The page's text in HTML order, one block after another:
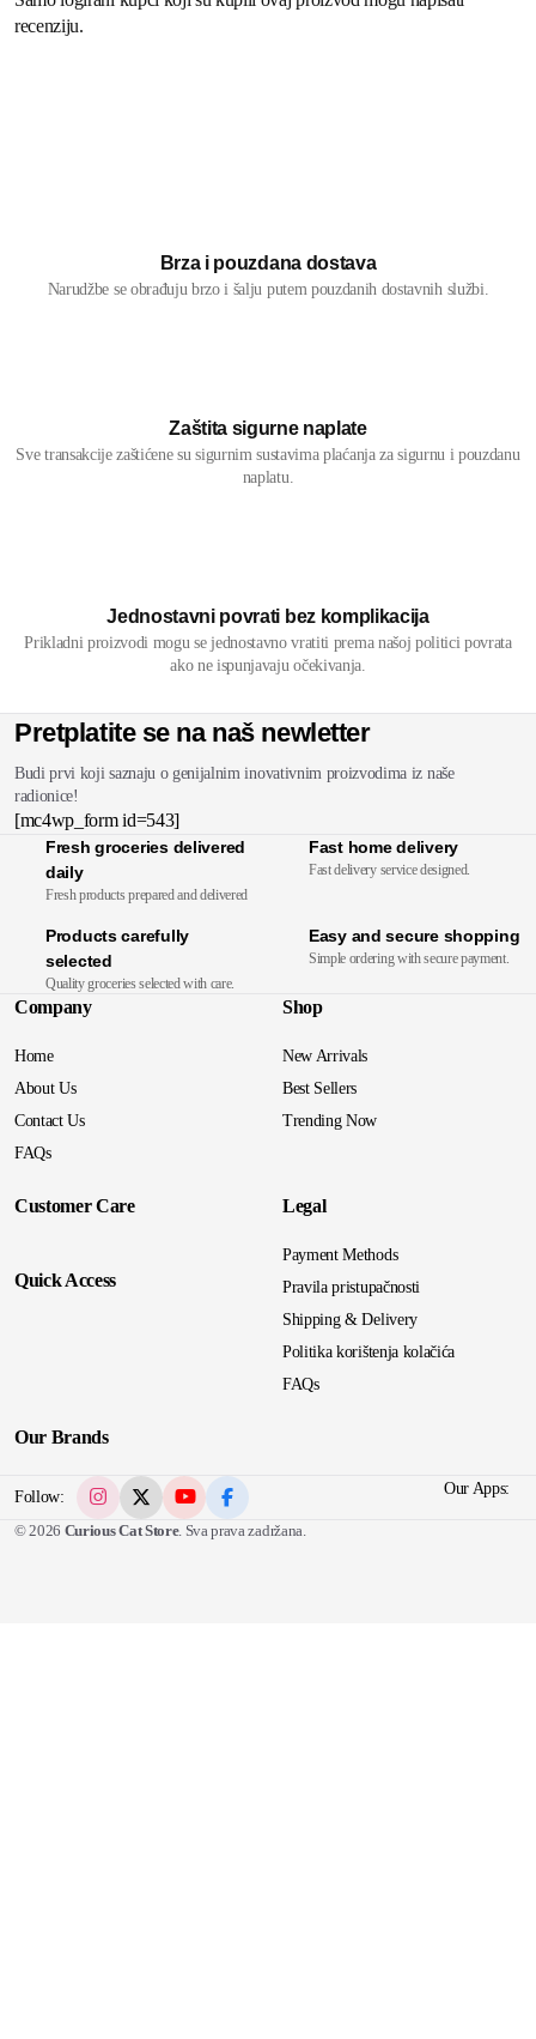
recenziju.
Brza i pouzdana dostava
Narudžbe se obrađuju brzo i šalju putem pouzdanih dostavnih službi.
Zaštita sigurne naplate
Sve transakcije zaštićene su sigurnim sustavima plaćanja za sigurnu i pouzdanu
naplatu.
Jednostavni povrati bez komplikacija
Prikladni proizvodi mogu se jednostavno vratiti prema našoj politici povrata
ako ne ispunjavaju očekivanja.
Pretplatite se na naš newletter
Budi prvi koji saznaju o genijalnim inovativnim proizvodima iz naše
radionice!
[mc4wp_form id=543]
Fresh groceries delivered
daily
Fresh products prepared and delivered
Fast home delivery
Fast delivery service designed.
Products carefully
selected
Quality groceries selected with care.
Easy and secure shopping
Simple ordering with secure payment.
Company
Home
About Us
Contact Us
FAQs
Shop
New Arrivals
Best Sellers
Trending Now
Customer Care
Quick Access
Legal
Payment Methods
Pravila pristupačnosti
Shipping & Delivery
Politika korištenja kolačića
FAQs
Our Brands
Follow: Our Apps:
© 2026 Curious Cat Store. Sva prava zadržana.